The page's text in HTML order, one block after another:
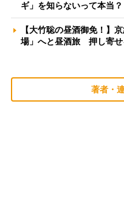
ギ」を知らないって本当
【大竹聡の昼酒御免！】
場」へと昼酒旅 押し寄
著者・